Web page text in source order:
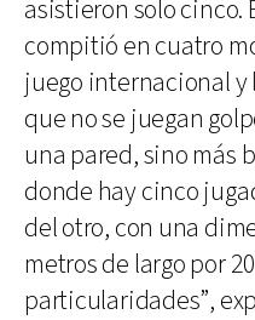
asistieron solo cinco.
compitió en cuatro
juego internacional y
que no se juegan
una pared, sino más
donde hay cinco
del otro, con una
metros de largo por
particularidades”,